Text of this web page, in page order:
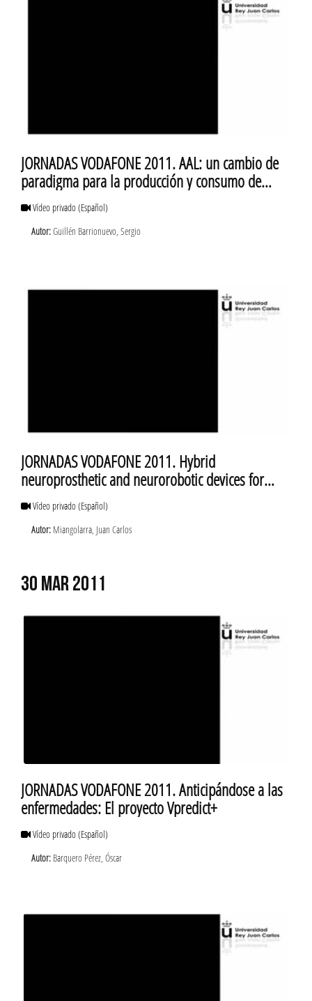
JORNADAS VODAFONE 2011. AAL: un cambio de
paradigma para la producción y consumo de
servicios digitales
Vídeo privado(Español)
Autor:Guillén Barrionuevo, Sergio
JORNADAS VODAFONE 2011. Hybrid
neuroprosthetic and neurorobotic devices for
functional compensation and rehabilitation of
motor disorders
Vídeo privado(Español)
Autor: Miangolarra, Juan Carlos
30 MAR 2011
JORNADAS VODAFONE 2011. Anticipándose a las
enfermedades: El proyecto Vpredict+
Vídeo privado(Español)
Autor: Barquero Pérez, Óscar